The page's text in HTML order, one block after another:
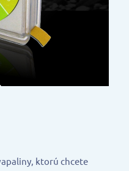
ktorú chcete